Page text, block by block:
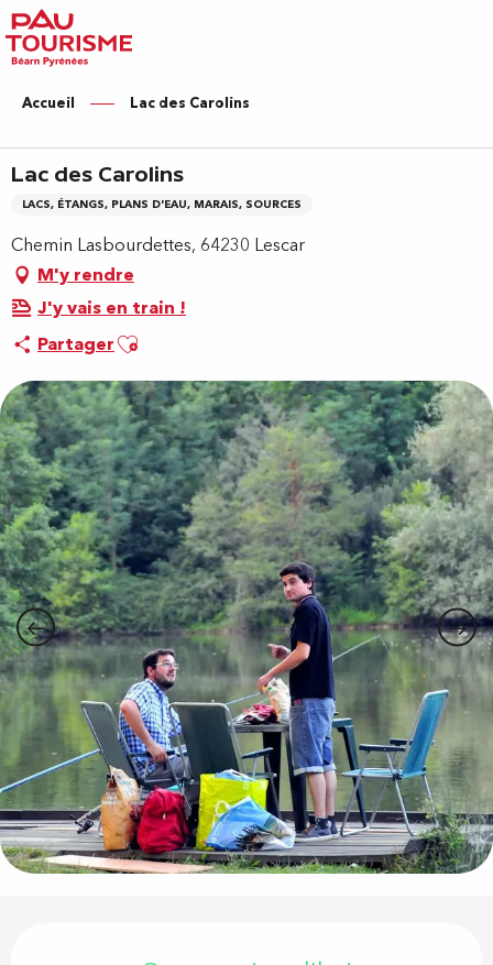
Aller
au
contenu
principal
Accueil Lac des Carolins
Lac des Carolins
LACS, ÉTANGS, PLANS D'EAU, MARAIS, SOURCES
Chemin Lasbourdettes, 64230 Lescar
M'y rendre
J'y vais en train !
PartagerAjouter aux favoris